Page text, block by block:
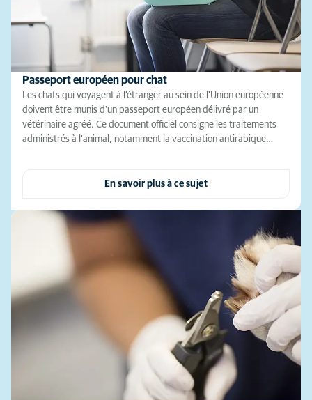
Passeport européen pour chat
Les chats qui voyagent à l'étranger au sein de l'Union européenne
doivent être munis d'un passeport européen délivré par un
vétérinaire agréé. Ce document officiel consigne les traitements
administrés à l'animal, notamment la vaccination antirabique…
En savoir plus à ce sujet